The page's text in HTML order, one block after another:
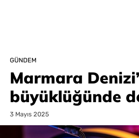
GÜNDEM
Marmara
büyüklüğünde
3 Mayıs 2025